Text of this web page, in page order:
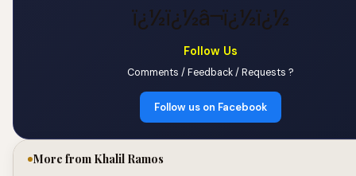
ï¿½ï¿½â¬ï¿½ï¿½
Follow Us
Comments / Feedback / Requests ?
Follow us on Facebook
More from Khalil Ramos